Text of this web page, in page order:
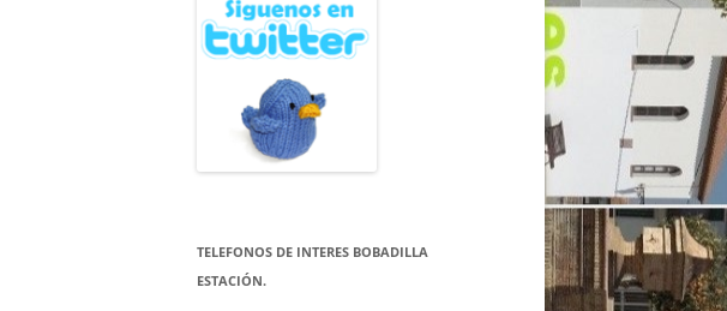
TELEFONOS DE INTERES BOBADILLA
ESTACIÓN.